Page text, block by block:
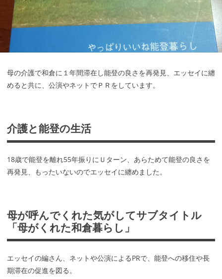
母の介護で和倉に１年間滞在し能登の良さを再発見、エッセイに纏
めると共に、公演やネットでＰＲをしています。
介護と能登の生活
18歳で能登を離れ55年振りにＵターン、あらためて能登の良さを
再発見、もったいないのでエッセイに纏めました。
母が呼んでくれた気がしてサブタイトル
「母がくれた和倉暮らし」
エッセイの編さん、ネットや公演によるPRで、能登への移住や長
期滞在の促進を図る。